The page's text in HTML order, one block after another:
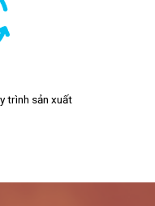
trình sản xuất